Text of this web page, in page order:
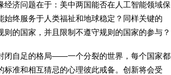
济问题在于：美中两国能否在人工智能领域保
终服务于人类福祉和地球稳定？同样关键的
的国家，并且限制不遵守规则的国家的参与？
闭自足的格局——一个分裂的世界，每个国家都
准和相互猜忌的心理彼此戒备。创新将会受